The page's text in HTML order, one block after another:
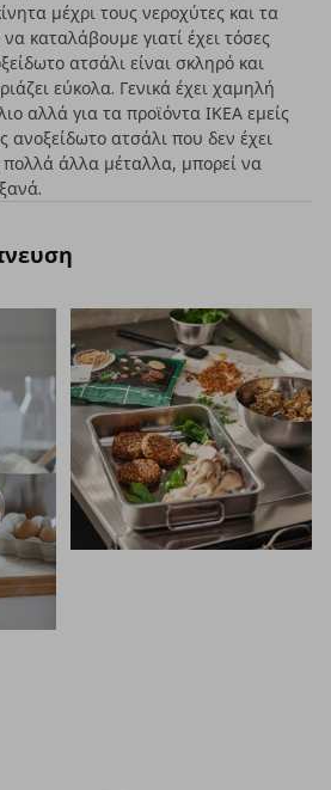
μέχρι τους νεροχύτες και τα
καταλάβουμε γιατί έχει τόσες
ατσάλι είναι σκληρό και
εύκολα. Γενικά έχει χαμηλή
αλλά για τα προϊόντα ΙΚΕΑ εμείς
ανοξείδωτο ατσάλι που δεν έχει
άλλα μέταλλα, μπορεί να